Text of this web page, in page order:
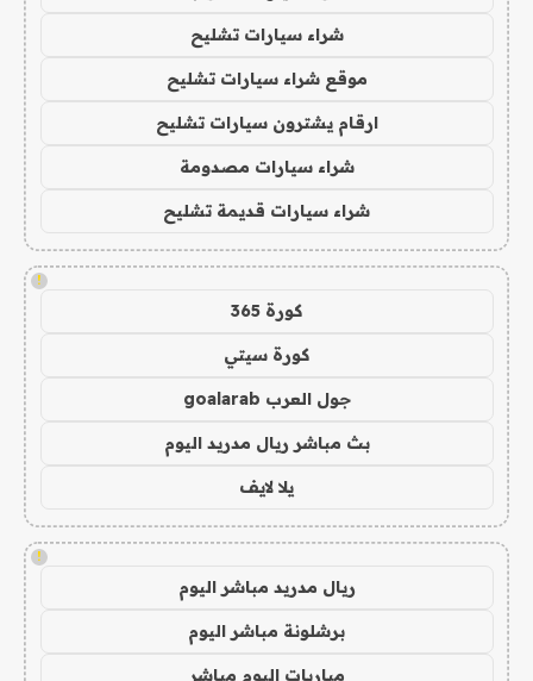
شراء سيارات تشليح
موقع شراء سيارات تشليح
ارقام يشترون سيارات تشليح
شراء سيارات مصدومة
شراء سيارات قديمة تشليح
!
كورة 365
كورة سيتي
جول العرب goalarab
بث مباشر ريال مدريد اليوم
يلا لايف
!
ريال مدريد مباشر اليوم
برشلونة مباشر اليوم
مباريات اليوم مباشر